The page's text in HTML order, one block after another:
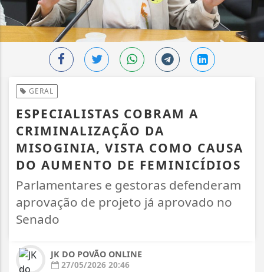
GERAL
ESPECIALISTAS COBRAM A
CRIMINALIZAÇÃO DA
MISOGINIA, VISTA COMO CAUSA
DO AUMENTO DE FEMINICÍDIOS
Parlamentares e gestoras defenderam
aprovação de projeto já aprovado no
Senado
JK DO POVÃO ONLINE
27/05/2026 20:46